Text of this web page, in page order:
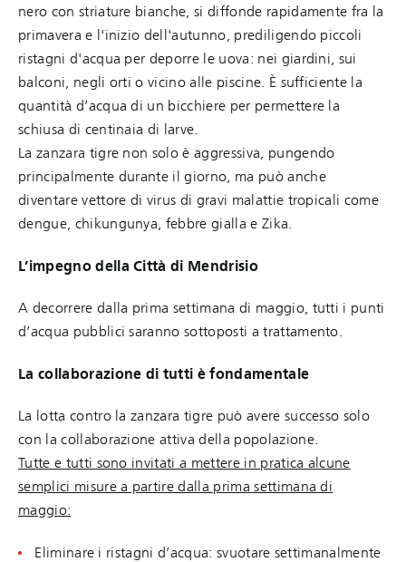
nero con striature bianche, si diffonde rapidamente fra la
primavera e l'inizio dell'autunno, prediligendo piccoli
ristagni d'acqua per deporre le uova: nei giardini, sui
balconi, negli orti o vicino alle piscine. È sufficiente la
quantità d’acqua di un bicchiere per permettere la
schiusa di centinaia di larve.
La zanzara tigre non solo è aggressiva, pungendo
principalmente durante il giorno, ma può anche
diventare vettore di virus di gravi malattie tropicali come
dengue, chikungunya, febbre gialla e Zika.
L’impegno della Città di Mendrisio
A decorrere dalla prima settimana di maggio, tutti i punti
d’acqua pubblici saranno sottoposti a trattamento.
La collaborazione di tutti è fondamentale
La lotta contro la zanzara tigre può avere successo solo
con la collaborazione attiva della popolazione.
Tutte e tutti sono invitati a mettere in pratica alcune
semplici misure a partire dalla prima settimana di
maggio:
Eliminare i ristagni d’acqua: svuotare settimanalmente